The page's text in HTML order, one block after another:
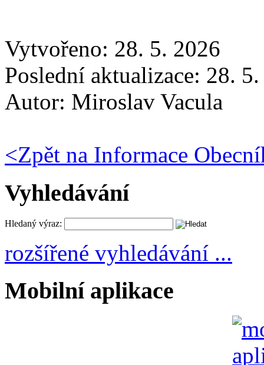
Vytvořeno: 28. 5. 2026
Poslední aktualizace: 28.
Autor: Miroslav Vacula
<Zpět na Informace
Vyhledávání
Hledaný výraz:
rozšířené vyhledávání ...
Mobilní aplikace